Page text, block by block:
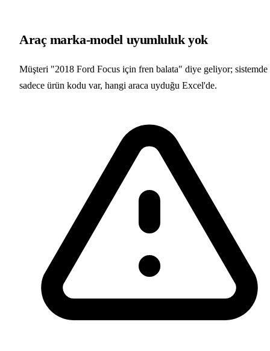
Araç marka-model uyumluluk yok
Müşteri "2018 Ford Focus için fren balata" diye geliyor; sistemde
sadece ürün kodu var, hangi araca uyduğu Excel'de.